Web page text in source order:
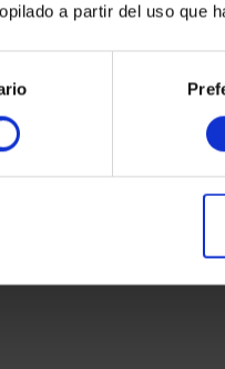
a partir del uso que